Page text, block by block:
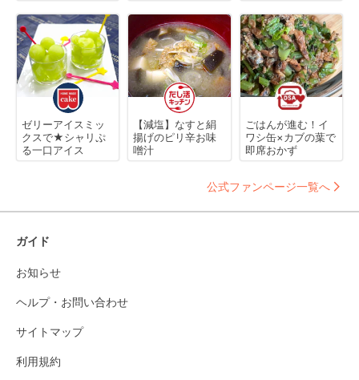
ゼリーアイスミッ
クスで★シャリぷ
る一口アイス
【減塩】なすと絹
揚げのピリ辛お味
噌汁
ごはんが進む！イ
ワシ缶×カブの葉で
即席おかず
公式ファンページ一覧へ
ガイド
お知らせ
ヘルプ・お問い合わせ
サイトマップ
利用規約